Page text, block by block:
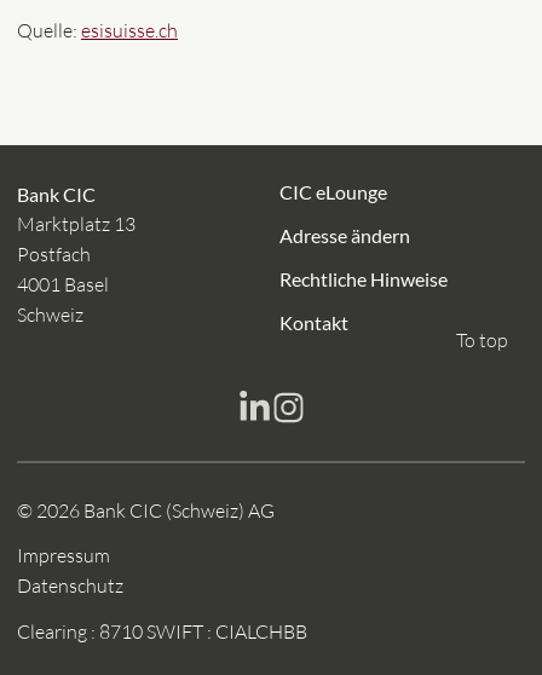
Quelle: esisuisse.ch
Bank CIC
Marktplatz 13
Postfach
4001 Basel
Schweiz
CIC eLounge
Adresse ändern
Rechtliche Hinweise
Kontakt
© 2026 Bank CIC (Schweiz) AG
Impressum
Datenschutz
Clearing : 8710 SWIFT : CIALCHBB
To top